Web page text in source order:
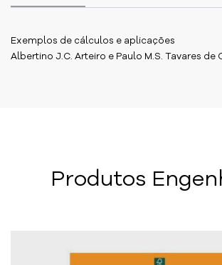
Exemplos de cálculos e aplicações
Albertino J.C. Arteiro e Paulo M.S. Tavares de
Produtos